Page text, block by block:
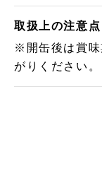
取扱上の注意点
※開缶後は賞味
がりください。